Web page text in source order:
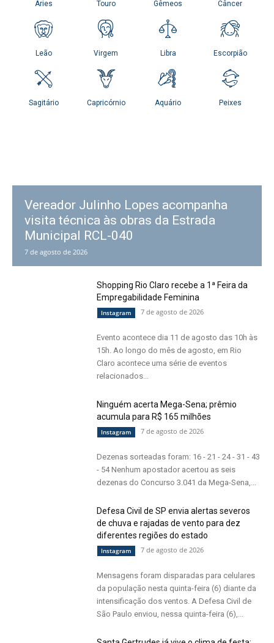
Vereador Julinho Lopes acompanha
visita técnica às obras da Estrada
Municipal RCL-040
7 de agosto de 2026
Shopping Rio Claro recebe a 1ª Feira da
Empregabilidade Feminina
Instagram 7 de agosto de 2026
Evento acontece dia 11 de agosto das 10h às
15h. Ao longo do mês de agosto, em Rio
Claro acontece uma série de eventos
relacionados...
Ninguém acerta Mega-Sena; prêmio
acumula para R$ 165 milhões
Instagram 7 de agosto de 2026
Dezenas sorteadas foram: 16 - 21 - 24 - 31 - 43
- 54 Nenhum apostador acertou as seis
dezenas do Concurso 3.041 da Mega-Sena,...
Defesa Civil de SP envia alertas severos
de chuva e rajadas de vento para dez
diferentes regiões do estado
Instagram 7 de agosto de 2026
Mensagens foram disparadas para celulares
da população nesta quinta-feira (6) diante da
intensificação dos ventos. A Defesa Civil de
São Paulo enviou, nessa quinta-feira (6),...